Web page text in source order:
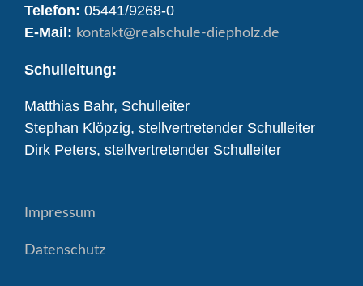
Telefon: 05441/9268-0
E-Mail: kontakt@realschule-diepholz.de
Schulleitung:
Matthias Bahr, Schulleiter
Stephan Klöpzig, stellvertretender Schulleiter
Dirk Peters, stellvertretender Schulleiter
Impressum
Datenschutz